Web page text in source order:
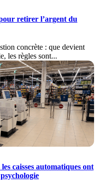
retirer l’argent du
concrète : que devient
les règles sont...
caisses automatiques ont